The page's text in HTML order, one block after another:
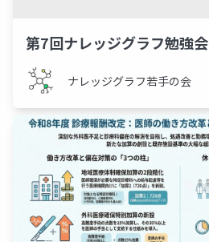
第7回ナレッジグラフ勉強会
ナレッジグラフ若手の会